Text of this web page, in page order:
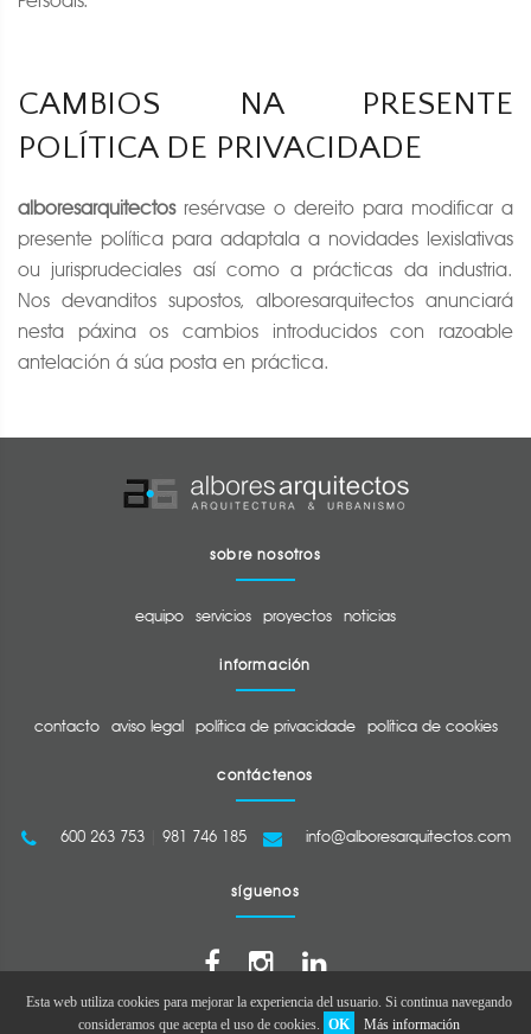
CAMBIOS NA PRESENTE
POLÍTICA DE PRIVACIDADE
alboresarquitectosresérvase o dereito para modificar a
presente política para adaptala a novidades lexislativas
ou jurisprudeciales así como a prácticas da industria.
Nos devanditos supostos, alboresarquitectos anunciará
nesta páxina os cambios introducidos con razoable
antelación á súa posta en práctica.
sobre nosotros
equipo servicios proyectos noticias
información
contacto aviso legal política de privacidade política de cookies
contáctenos
600 263 753| 981 746 185 info@alboresarquitectos.com
síguenos
Esta web utiliza cookies para mejorar la experiencia del usuario. Si continua navegando
consideramos que acepta el uso de cookies.
OK Más información